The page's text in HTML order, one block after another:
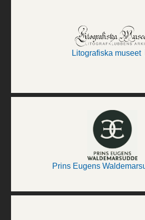
Litografiska museet
Prins Eugens